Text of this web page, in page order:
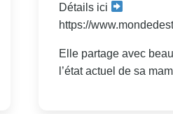
Détails ici
https://
Elle partage avec
l’état actuel de sa